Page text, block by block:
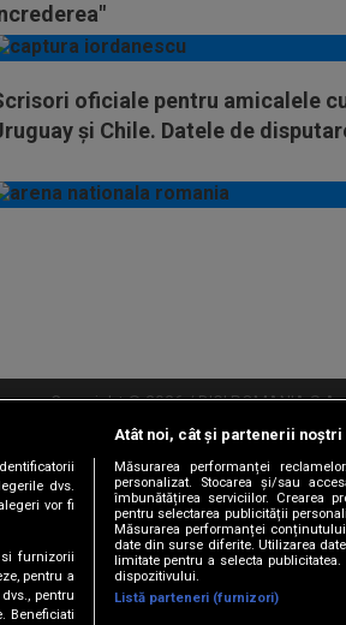
oficiale pentru amicalele
şi Chile. Datele de
Copyright © 2026 / DIGI ROMANIA S.A.
Digi TV Frecvente Digi Sport Retransmisie
Versiune mobil
dvs.
vor fi
si furnizorii
pentru a
pentru
Beneficiati
Atât noi, cât și partenerii
Măsurarea performanței
personalizat. Stocarea și/sau
îmbunătățirea serviciilor. Crearea
pentru selectarea publicității
Măsurarea performanței
date din surse diferite. Utilizarea
limitate pentru a selecta
dispozitivului.
Listă parteneri (furnizori)